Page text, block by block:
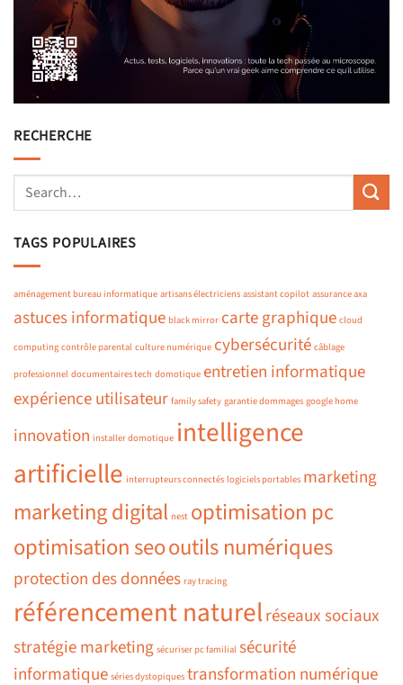
RECHERCHE
TAGS POPULAIRES
aménagement bureau informatique artisans électriciens assistant copilot assurance axa
astuces informatique black mirror carte graphique cloud
computing contrôle parental culture numérique cybersécurité câblage
professionnel documentaires tech domotique entretien informatique
expérience utilisateur family safety garantie dommages google home
innovation installer domotique intelligence
artificielle interrupteurs connectés logiciels portables marketing
marketing digital nest optimisation pc
optimisation seooutils numériques
protection des données ray tracing
référencement naturelréseaux sociaux
stratégie marketing sécuriser pc familial sécurité
informatique séries dystopiques transformation numérique